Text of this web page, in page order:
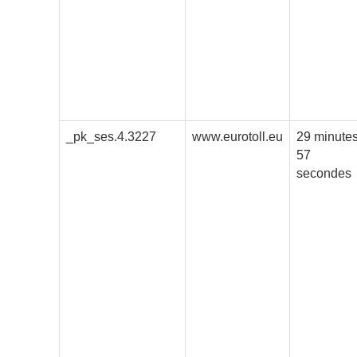
_pk_ses.4.3227 www.eurotoll.eu
29
57
secondes